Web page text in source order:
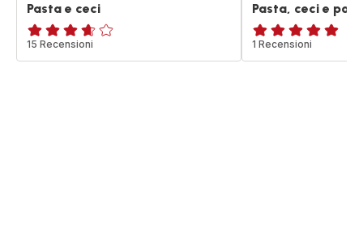
Pasta e ceci
ratings.3.6
15 Recensioni
Pasta, ceci e
Recensione
di
1 Recensioni